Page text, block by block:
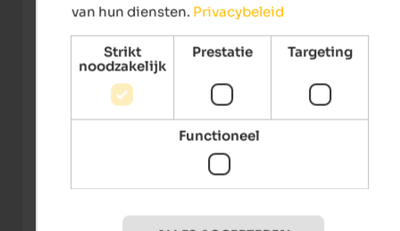
Skirama Kronplatz/Gianvito Coco
van hun diensten. Privacybeleid
Strikt
noodzakelijk
Prestatie Targeting
Functioneel